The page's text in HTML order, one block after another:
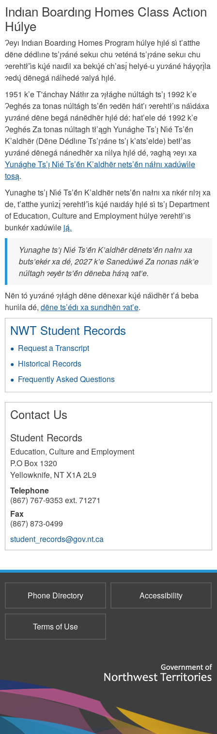
Indıan Boardıng Homes Class Actıon
Húlye
Ɂeyı Indıan Boardıng Homes Program húlye hı̨lé sı́ t’atthe
dëne dédlıne ts’ı̨ɂáné sekuı chu ɂeténá ts’ı̨ɂáne sekuı chu
ɂerehtł’ı́s kų́é naıdı́l xa bekų́é ch’ası̨́ helyé-u yuɂáné háyǫrı̨́la
ɂedų́ dënegá náı́hedé ɂalyá hı̨lé.
1951 k’e T'ánchay Nátłır za ɂı̨łághe núltágh ts’ı̨ 1992 k’e
Ɂeghés za tonas núltágh ts’ë́n ɂedërı hát’ı ɂerehtł’ıs náı́dáxa
yuɂáné dëne begá nánëdhër hı̨lé dé: hat’ele dé 1992 k’e
Ɂeghés Za tonas núltagh tł’ągh Yunághe Ts’ı̨ Nı́é Ts’ë́n
K’aldhër (Dëne Dédlıne Ts’ı̨ɂáne ts’ı̨ k’ats’elde) betł’as
yuɂáné dënegá nánedhër xa nı́lya hı̨lé dé, ɂaghą ɂeyı xa
Yunághe Ts’ı̨ Nı́é Ts’ë́n K’aldhër nets’ë́n náłnı xadúwı́le
tosą.
Yunaghe ts’ı̨ Nı́é Ts’ë́n K’aldhër nets’ë́n nałnı xa rıkér rılɂı̨ xa
de, t’atthe yunı́zı̨́ ɂerehtł’ı́s kų́é naıdáy hı̨lé sı́ ts’ı̨ Department
of Educatıon, Culture and Employment húlye ɂerehtł’ıs
burıkér xadúwı́le ją́.
Yunaghe ts’ı̨ Nı́é Ts’ë́n K’aldhër dënets’ë́n nałnı xa
buts’ekér xa dé, 2027 k’e Sanedúwé Za nonas nák’e
núltagh ɂeyër ts’ë́n dëneba háɂą ɂat’e.
Nën tó yuɂáné ɂı̨łágh dëne dënexar kų́é náı́dhër t’á beba
hunı́la dé, dëne ts’édı xa surıdhën ɂat’e.
NWT Student Records
Request a Transcript
Historical Records
Frequently Asked Questions
Contact Us
Student Records
Education, Culture and Employment
P.O Box 1320
Yellowknife, NTX1A 2L9
Telephone
(867) 767-9353 ext. 71271
Fax
(867) 873-0499
student_records@gov.nt.ca
233
Phone Directory Accessibility
Terms of Use